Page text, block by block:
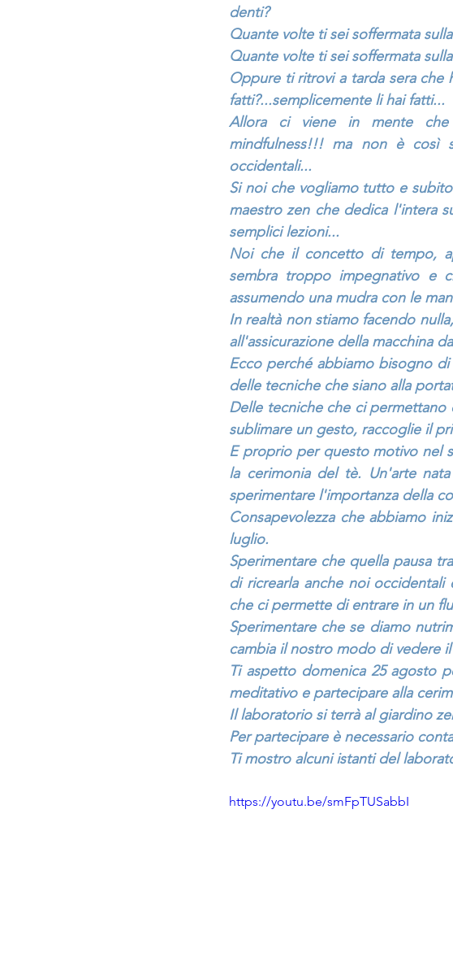
denti?
Quante volte ti sei soffermata
Quante volte ti sei soffermata
Oppure ti ritrovi a tarda sera che
fatti?...semplicemente li hai fatti...
Allora ci viene in mente che
mindfulness!!! ma non è così
occidentali...
Si noi che vogliamo tutto e
maestro zen che dedica l'intera
semplici lezioni...
Noi che il concetto di tempo,
sembra troppo impegnativo e
assumendo una mudra con le
In realtà non stiamo facendo
all'assicurazione della macchina
Ecco perché abbiamo bisogno
delle tecniche che siano alla
Delle tecniche che ci permettano
sublimare un gesto, raccoglie il
E proprio per questo motivo nel
la cerimonia del tè. Un'arte
sperimentare l'importanza della
Consapevolezza che abbiamo
luglio.
Sperimentare che quella pausa
di ricrearla anche noi
che ci permette di entrare in un
Sperimentare che se diamo
cambia il nostro modo di vedere
Ti aspetto domenica 25 agosto
meditativo e partecipare alla
Il laboratorio si terrà al giardino
Per partecipare è necessario
Ti mostro alcuni istanti del
https://youtu.be/smFpTUSabbI